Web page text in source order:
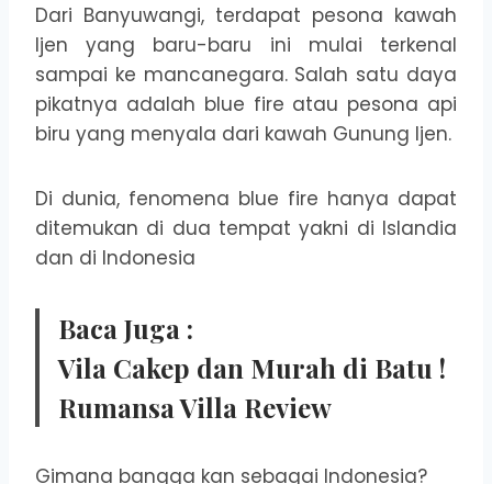
Dari Banyuwangi, terdapat pesona kawah
Ijen yang baru-baru ini mulai terkenal
sampai ke mancanegara. Salah satu daya
pikatnya adalah blue fire atau pesona api
biru yang menyala dari kawah Gunung Ijen.
Di dunia, fenomena blue fire hanya dapat
ditemukan di dua tempat yakni di Islandia
dan di Indonesia
Baca Juga :
Vila Cakep dan Murah di Batu !
Rumansa Villa Review
Gimana bangga kan sebagai Indonesia?